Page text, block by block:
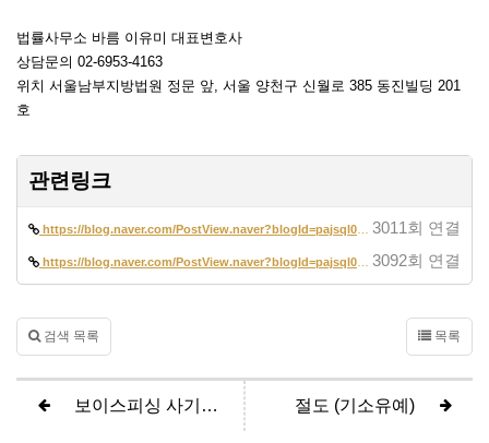
법률사무소 바름 이유미 대표변호사
상담문의 02-6953-4163
위치 서울남부지방법원 정문 앞, 서울 양천구 신월로 385 동진빌딩 201
호
관련링크
https://blog.naver.com/PostView.naver?blogId=pajsql02&logNo=2230974497… 3011회 연결
https://blog.naver.com/PostView.naver?blogId=pajsql02&logNo=2230925744… 3092회 연결
검색 목록 목록
보이스피싱 사기방조, 전자금융거래법위반 (집행유예) 절도 (기소유예)